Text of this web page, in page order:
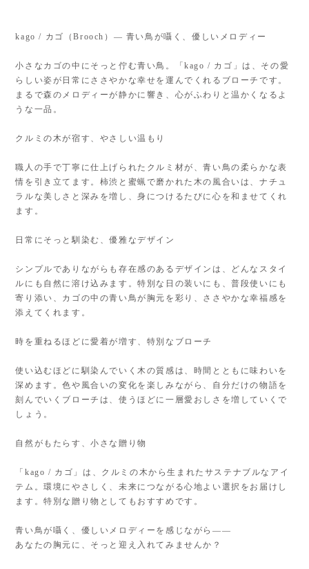
kago / カゴ（Brooch）— 青い鳥が囁く、優しいメロディー
小さなカゴの中にそっと佇む青い鳥。「kago / カゴ」は、その愛
らしい姿が日常にささやかな幸せを運んでくれるブローチです。
まるで森のメロディーが静かに響き、心がふわりと温かくなるよ
うな一品。
クルミの木が宿す、やさしい温もり
職人の手で丁寧に仕上げられたクルミ材が、青い鳥の柔らかな表
情を引き立てます。柿渋と蜜蝋で磨かれた木の風合いは、ナチュ
ラルな美しさと深みを増し、身につけるたびに心を和ませてくれ
ます。
日常にそっと馴染む、優雅なデザイン
シンプルでありながらも存在感のあるデザインは、どんなスタイ
ルにも自然に溶け込みます。特別な日の装いにも、普段使いにも
寄り添い、カゴの中の青い鳥が胸元を彩り、ささやかな幸福感を
添えてくれます。
時を重ねるほどに愛着が増す、特別なブローチ
使い込むほどに馴染んでいく木の質感は、時間とともに味わいを
深めます。色や風合いの変化を楽しみながら、自分だけの物語を
刻んでいくブローチは、使うほどに一層愛おしさを増していくで
しょう。
自然がもたらす、小さな贈り物
「kago / カゴ」は、クルミの木から生まれたサステナブルなアイ
テム。環境にやさしく、未来につながる心地よい選択をお届けし
ます。特別な贈り物としてもおすすめです。
青い鳥が囁く、優しいメロディーを感じながら――
あなたの胸元に、そっと迎え入れてみませんか？